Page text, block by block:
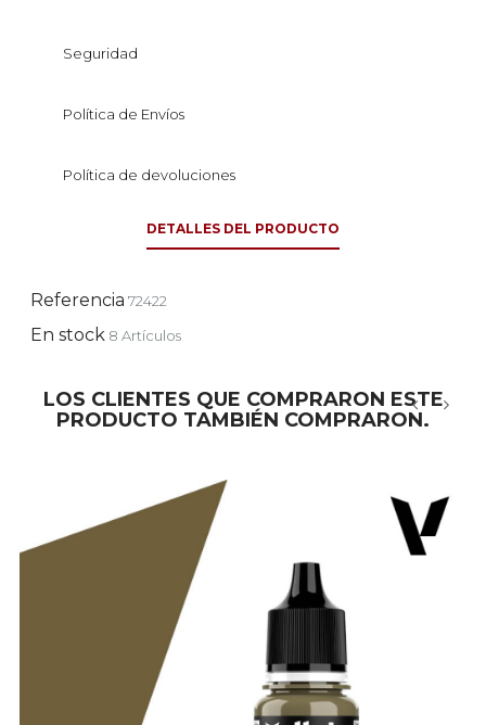
Seguridad
Política de Envíos
Política de devoluciones
DETALLES DEL PRODUCTO
Referencia 72422
En stock 8 Artículos
LOS CLIENTES QUE COMPRARON ESTE
PRODUCTO TAMBIÉN COMPRARON.